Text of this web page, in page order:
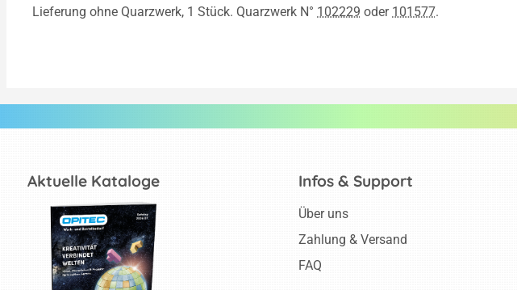
Lieferung ohne Quarzwerk, 1 Stück. Quarzwerk N° 102229 oder 101577.
Aktuelle Kataloge Infos & Support
Über uns
Zahlung & Versand
FAQ